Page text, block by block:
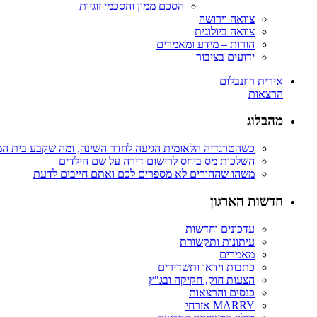
הסכם ממון והסכמי זוגיות
צוואה וירושה
צוואה ביולוגית
הורות – מידע ומאמרים
ידועים בציבור
אירית רוזנבלום
הרצאות
מהבלוג
כשהטרגדיה הלאומית הגיעה לחדר השינה, ומה שקבע בית
השלכות מס ביחס לרישום דירה על שם הילדים
משהו שההורים לא מספרים לכם ואתם חייבים לדעת
חדשות הארגון
עדכונים וחדשות
עיתונות ותקשורת
מאמרים
כתבות וידאו ותשדירים
הצעות חוק, חקיקה ובג"ץ
כנסים והרצאות
MARRY אזרחי